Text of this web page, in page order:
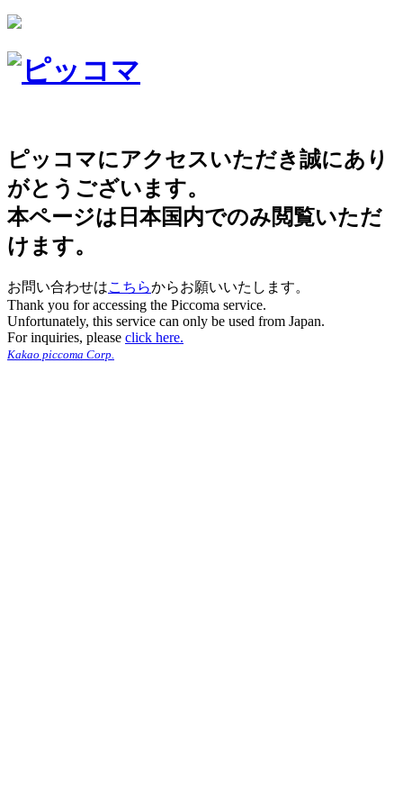
ピッコマにアクセスいただき誠にあり
がとうございます。
本ページは日本国内でのみ閲覧いただ
けます。
お問い合わせはこちらからお願いいたします。
Thank you for accessing the Piccoma service.
Unfortunately, this service can only be used from Japan.
For inquiries, please click here.
Kakao piccoma Corp.